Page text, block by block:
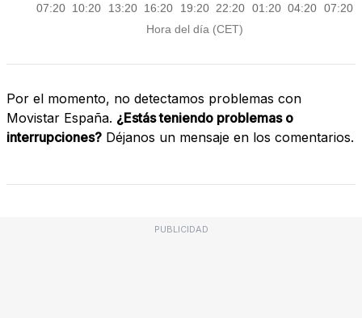
Por el momento, no detectamos problemas con
Movistar España. ¿Estás teniendo problemas o
interrupciones? Déjanos un mensaje en los comentarios.
PUBLICIDAD